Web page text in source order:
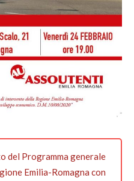
del Programma generale
Emilia-Romagna con